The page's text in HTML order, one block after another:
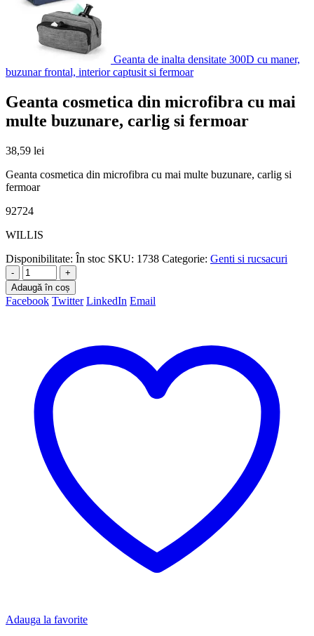
Geanta de inalta densitate 300D cu maner,
buzunar frontal, interior captusit si fermoar
Geanta cosmetica din microfibra cu mai
multe buzunare, carlig si fermoar
38,59 lei
Geanta cosmetica din microfibra cu mai multe buzunare, carlig si
fermoar
92724
WILLIS
Disponibilitate: În stoc SKU: 1738 Categorie: Genti si rucsacuri
-
+
Adaugă în coș
Facebook Twitter LinkedIn Email
Adauga la favorite